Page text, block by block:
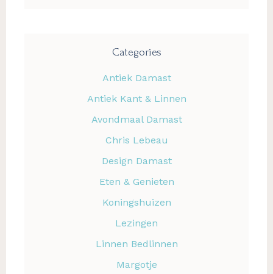
Categories
Antiek Damast
Antiek Kant & Linnen
Avondmaal Damast
Chris Lebeau
Design Damast
Eten & Genieten
Koningshuizen
Lezingen
Linnen Bedlinnen
Margotje